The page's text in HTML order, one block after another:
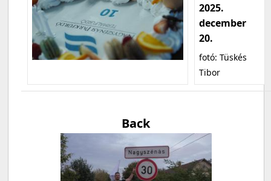
2025.
december
20.
fotó: Tüskés
Tibor
Back